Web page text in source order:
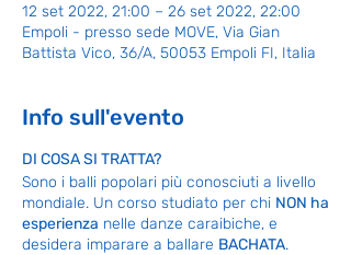
12 set 2022, 21:00 – 26 set 2022, 22:00
Empoli - presso sede MOVE, Via Gian
Battista Vico, 36/A, 50053 Empoli FI, Italia
Info sull'evento
DI COSA SI TRATTA?
Sono i balli popolari più conosciuti a livello
mondiale. Un corso studiato per chi NON ha
esperienza nelle danze caraibiche, e
desidera imparare a ballare BACHATA.